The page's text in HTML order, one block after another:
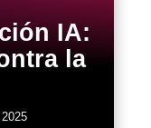
IA:
la